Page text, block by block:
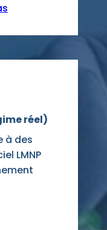
réel)
à des
LMNP